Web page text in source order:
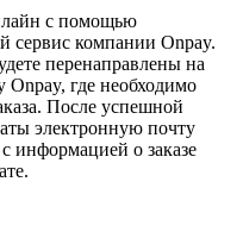
с помощью
сервис компании Onpay.
перенаправлены на
где необходимо
После успешной
электронную почту
информацией о заказе